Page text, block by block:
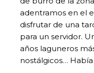
adentramos en el
disfrutar de una
para un servidor.
años laguneros
nostálgicos…